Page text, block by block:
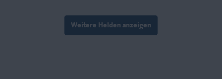
Weitere Helden anzeigen